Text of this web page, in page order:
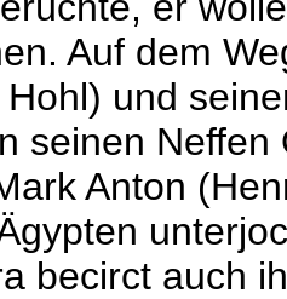
Auf dem
und
seinen
Anton
becirct auch